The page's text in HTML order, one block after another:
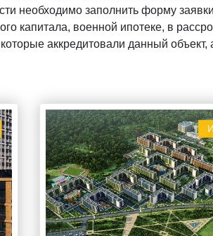
необходимо заполнить форму
капитала, военной ипотеке, в
аккредитовали данный объект,